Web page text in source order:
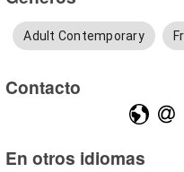
Adult Contemporary
Contacto
En otros idiomas